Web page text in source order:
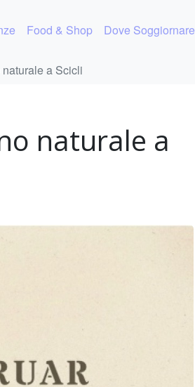
Food & Shop Dove Soggiornare
a Scicli
naturale a